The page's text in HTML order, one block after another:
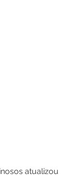
atualizou